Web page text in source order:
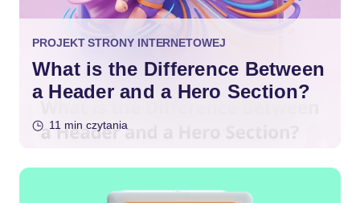
PROJEKT STRONY INTERNETOWEJ
What is the Difference Between
a Header and a Hero Section?
11 min czytania